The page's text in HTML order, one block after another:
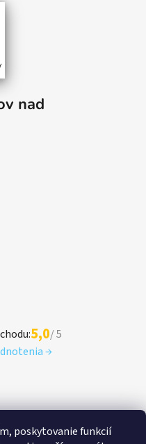
poskytovanie funkcií
nad
5,0/ 5
→